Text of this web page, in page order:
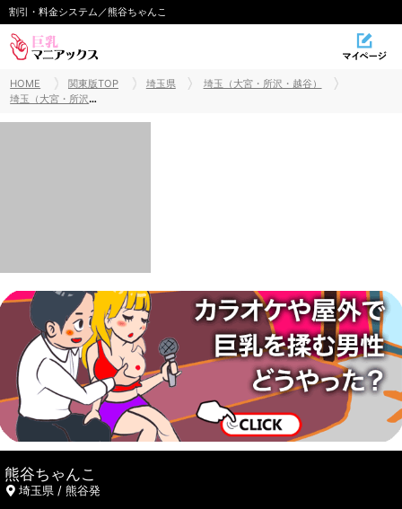
割引・料金システム／熊谷ちゃんこ
HOME 関東版TOP 埼玉県
埼玉（大宮・所沢・越谷）
埼玉（大宮・所沢・越谷）巨乳風俗
熊谷ちゃんこ
埼玉県 / 熊谷発